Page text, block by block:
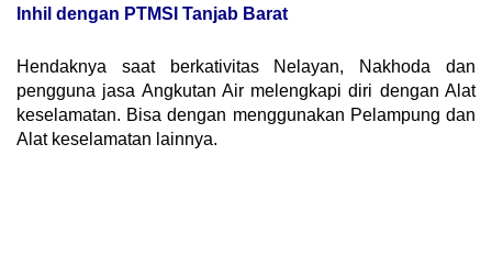
Inhil dengan PTMSI Tanjab Barat
Hendaknya saat berkativitas Nelayan, Nakhoda dan
pengguna jasa Angkutan Air melengkapi diri dengan Alat
keselamatan. Bisa dengan menggunakan Pelampung dan
Alat keselamatan lainnya.